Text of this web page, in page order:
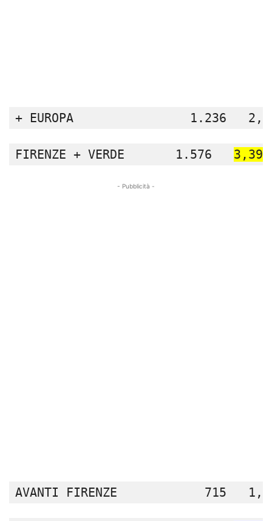
+ EUROPA                1.236
FIRENZE + VERDE       1.576 3,39
- Pubblicità -
AVANTI FIRENZE            715